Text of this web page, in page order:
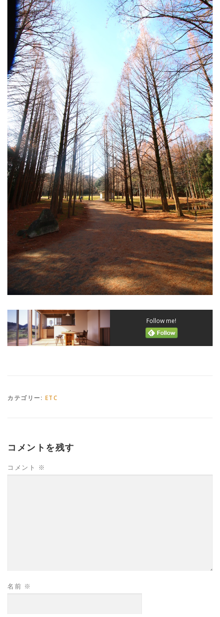
Follow me!
カテゴリー: ETC
コメントを残す
コメント ※
名前 ※